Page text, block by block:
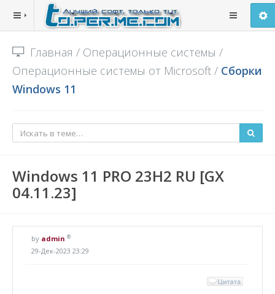
Главная / Операционные системы /
Операционные системы от Microsoft / Сборки
Windows 11
Windows 11 PRO 23H2 RU [GX
04.11.23]
by admin ®
29-Дек-2023 23:29